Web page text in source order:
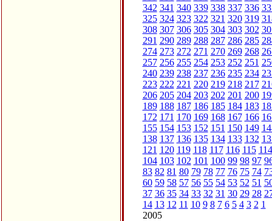
342 341 340 339 338 337 336
325 324 323 322 321 320 319
308 307 306 305 304 303 302
291 290 289 288 287 286 285
274 273 272 271 270 269 268
257 256 255 254 253 252 251
240 239 238 237 236 235 234
223 222 221 220 219 218 217
206 205 204 203 202 201 200
189 188 187 186 185 184 183
172 171 170 169 168 167 166
155 154 153 152 151 150 149
138 137 136 135 134 133 132
121 120 119 118 117 116 115 114
104 103 102 101 100 99 98 97
83 82 81 80 79 78 77 76 75 74
60 59 58 57 56 55 54 53 52 51
37 36 35 34 33 32 31 30 29 28
14 13 12 11 10 9 8 7 6 5 4 3 2 1
2005